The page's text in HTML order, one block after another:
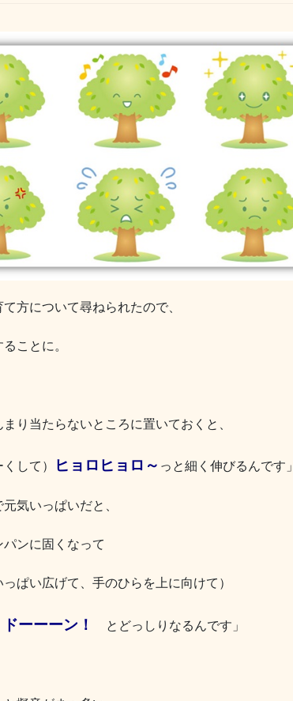
方について尋ねられたので、
ことに。
まり当たらないところに置いておくと、
して） ヒョロヒョロ～ っと細く伸びるんです」
元気いっぱいだと、
ンに固くなって
っぱい広げて、手のひらを上に向けて）
ーーーン！ とどっしりなるんです」